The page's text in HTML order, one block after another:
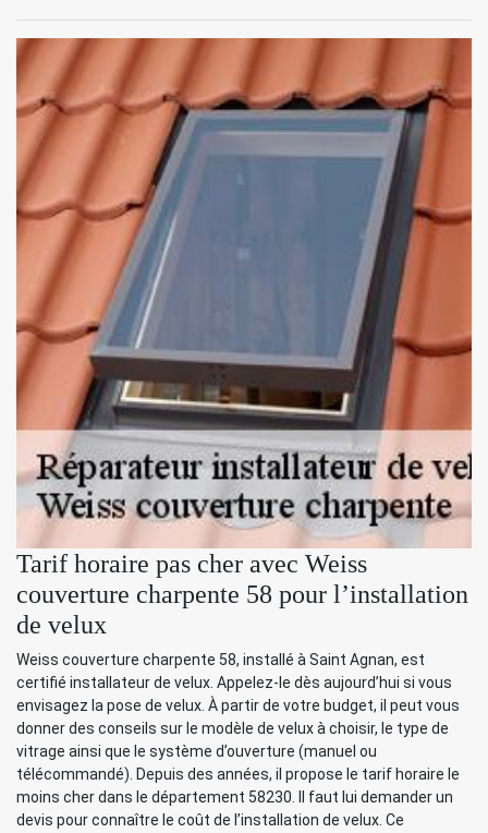
Tarif horaire pas cher avec Weiss
couverture charpente 58 pour l’installation
de velux
Weiss couverture charpente 58, installé à Saint Agnan, est
certifié installateur de velux. Appelez-le dès aujourd’hui si vous
envisagez la pose de velux. À partir de votre budget, il peut vous
donner des conseils sur le modèle de velux à choisir, le type de
vitrage ainsi que le système d’ouverture (manuel ou
télécommandé). Depuis des années, il propose le tarif horaire le
moins cher dans le département 58230. Il faut lui demander un
devis pour connaître le coût de l’installation de velux. Ce